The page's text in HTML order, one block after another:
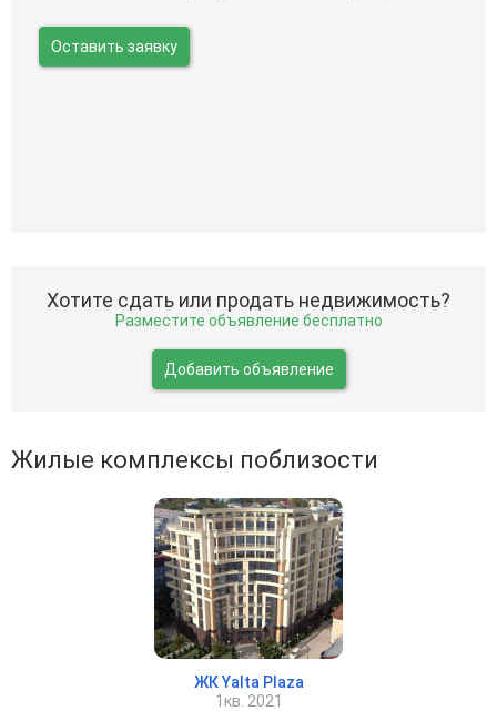
Оставить заявку
Хотите сдать или продать недвижимость?
Разместите объявление бесплатно
Добавить объявление
Жилые комплексы поблизости
ЖК Yalta Plaza
1кв. 2021